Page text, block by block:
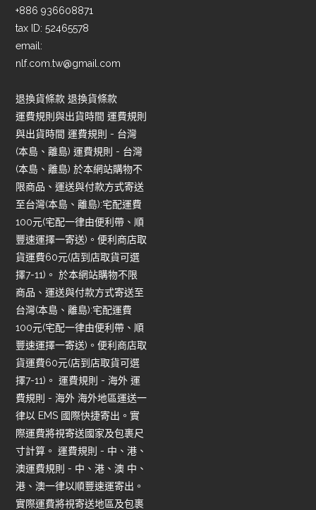
+886 936608871
tax ID: 52465578
email:
nlf.com.tw@gmail.com
退換貨條款 退換貨條款
運費規則與出貨時間 運費規則
與出貨時間 運費規則 - 台灣
(本島、離島) 運費規則 - 台灣
(本島、離島) 於本網站購物不
限商品、運送與付款方式寄送
至台灣(本島、離島):宅配運費
100元(宅配一律由便利帶、順
豐速運擇一寄送)。便利商店取
貨運費60元(店到店取貨可選
擇7-11)。 於本網站購物不限
商品、運送與付款方式寄送至
台灣(本島、離島):宅配運費
100元(宅配一律由便利帶、順
豐速運擇一寄送)。便利商店取
貨運費60元(店到店取貨可選
擇7-11)。 運費規則 - 海外 運
費規則 - 海外 海外地區運送一
律以 EMS 國際快捷寄出。實
際運費將視寄送國家及包裹尺
寸計算。 運費規則 - 中、港、
澳運費規則 - 中、港、澳 中、
港、澳一律以順豐速運寄出。
實際運費將視寄送地區及包裹